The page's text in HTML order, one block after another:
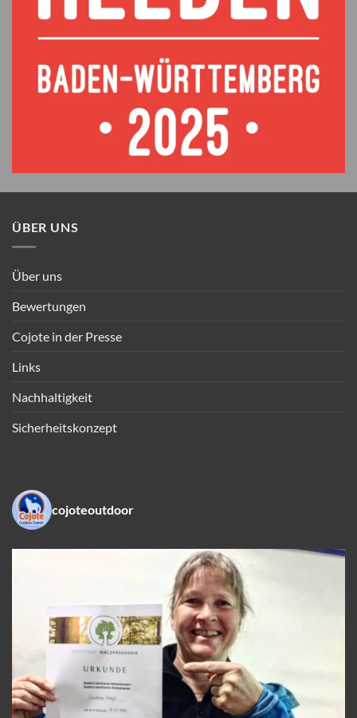
ÜBER UNS
Über uns
Bewertungen
Cojote in der Presse
Links
Nachhaltigkeit
Sicherheitskonzept
cojoteoutdoor